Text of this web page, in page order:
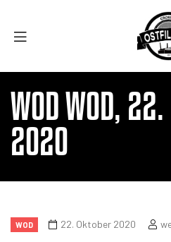
WOD WOD, 22.
2020
WOD 22. Oktober 2020